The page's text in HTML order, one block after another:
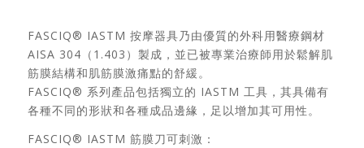
FASCIQ® IASTM 按摩器具乃由優質的外科用醫療鋼材
AISA 304（1.403）製成，並已被專業治療師用於鬆解肌
筋膜結構和肌筋膜激痛點的舒緩。
FASCIQ® 系列產品包括獨立的 IASTM 工具，其具備有
各種不同的形狀和各種成品邊緣，足以增加其可用性。
FASCIQ® IASTM 筋膜刀可刺激：